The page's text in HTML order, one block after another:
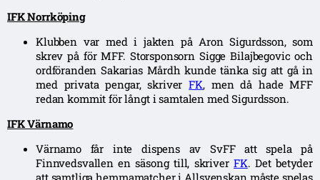
IFK Norrköping
Klubben var med i jakten på Aron Sigurdsson, som
skrev på för MFF. Storsponsorn Sigge Bilajbegovic och
ordföranden Sakarias Mårdh kunde tänka sig att gå in
med privata pengar, skriverFK, men då hade MFF
redan kommit för långt i samtalen med Sigurdsson.
IFK Värnamo
Värnamo får inte dispens av SvFF att spela på
Finnvedsvallen en säsong till, skriverFK. Det betyder